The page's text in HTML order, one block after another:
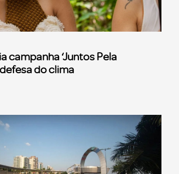
campanha ‘Juntos Pela
do clima